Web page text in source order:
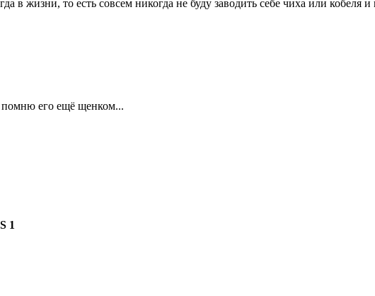
в жизни, то есть совсем никогда не буду заводить себе чиха или кобеля
его ещё щенком...
1